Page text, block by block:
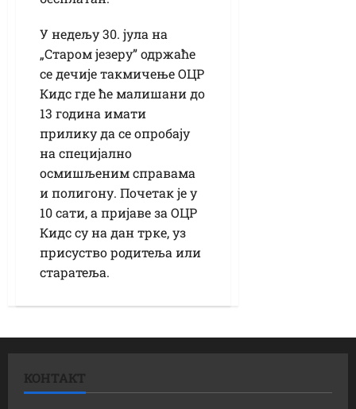
У недељу 30. јула на
„Старом језеру” одржаће
се дечије такмичење ОЦР
Кидс где ће малишани до
13 година имати
прилику да се опробају
на специјално
осмишљеним справама
и полигону. Почетак је у
10 сати, а пријаве за ОЦР
Кидс су на дан трке, уз
присуство родитеља или
старатеља.
КОНТАКТ